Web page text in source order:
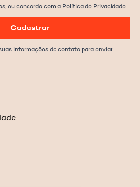
eu concordo com a Política de Privacidade.
Cadastrar
informações de contato para enviar